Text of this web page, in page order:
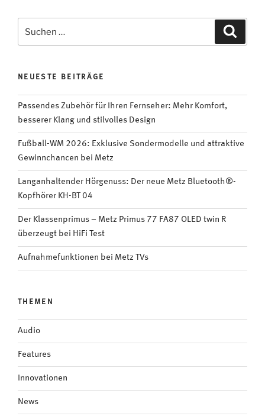
kauft
neuen
Fernseher?“
nach:
NEUESTE BEITRÄGE
Passendes Zubehör für Ihren Fernseher: Mehr Komfort,
besserer Klang und stilvolles Design
Fußball-WM 2026: Exklusive Sondermodelle und attraktive
Gewinnchancen bei Metz
Langanhaltender Hörgenuss: Der neue Metz Bluetooth®-
Kopfhörer KH-BT 04
Der Klassenprimus – Metz Primus 77 FA87 OLED twin R
überzeugt bei HiFi Test
Aufnahmefunktionen bei Metz TVs
THEMEN
Audio
Features
Innovationen
News